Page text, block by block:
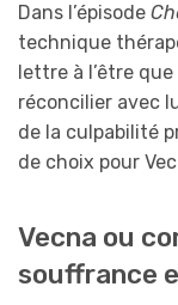
Dans l’épisode
technique
lettre à l’être
réconcilier avec
de la culpabilité
de choix pour
Vecna ​​ou
souffrance